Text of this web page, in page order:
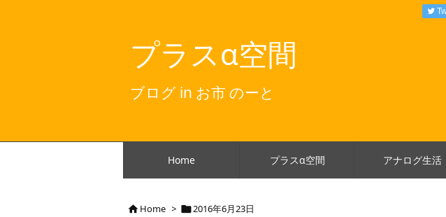
プラスα空間
ブログ in お市 のーと
Home プラスα空間 アナログ生活
Home > 2016年6月23日